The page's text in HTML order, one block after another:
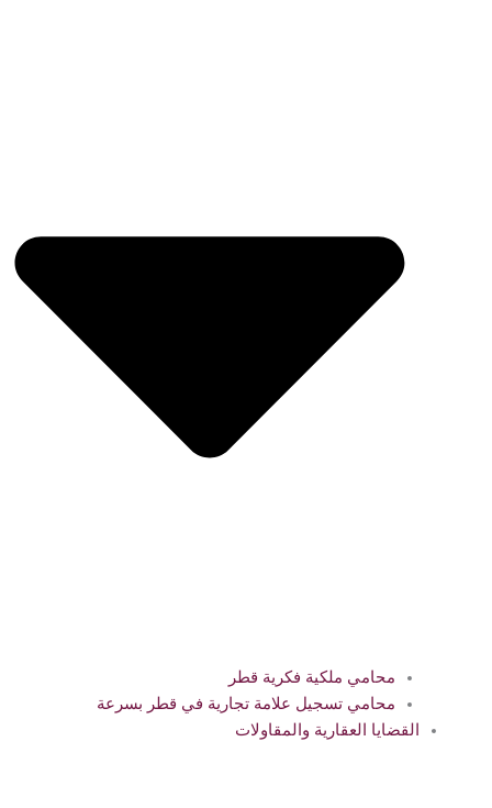
محامي ملكية فكرية قطر
محامي تسجيل علامة تجارية في قطر بسرعة
القضايا العقارية والمقاولات